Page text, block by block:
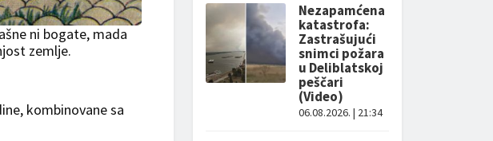
ni bogate, mada
zemlje.
kombinovane sa
Nezapamćena
katastrofa:
Zastrašujući
snimci požara
u Deliblatskoj
peščari
(Video)
06.08.2026. | 21:34